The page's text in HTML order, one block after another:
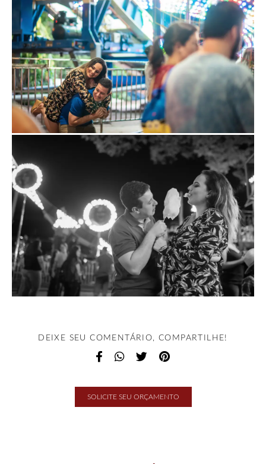
DEIXE SEU COMENTÁRIO, COMPARTILHE!
SOLICITE SEU ORÇAMENTO